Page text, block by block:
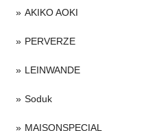
AKIKO AOKI
PERVERZE
LEINWANDE
Soduk
MAISONSPECIAL